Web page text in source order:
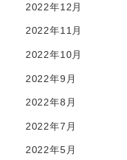
2022年12月
2022年11月
2022年10月
2022年9月
2022年8月
2022年7月
2022年5月